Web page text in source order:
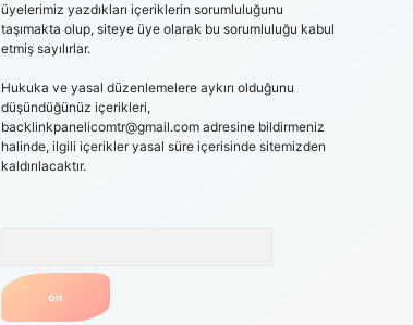
üyelerimiz yazdıkları içeriklerin sorumluluğunu
taşımakta olup, siteye üye olarak bu sorumluluğu kabul
etmiş sayılırlar.
Hukuka ve yasal düzenlemelere aykırı olduğunu
düşündüğünüz içerikleri,
backlinkpanelicomtr@gmail.comadresine bildirmeniz
halinde, ilgili içerikler yasal süre içerisinde sitemizden
kaldırılacaktır.